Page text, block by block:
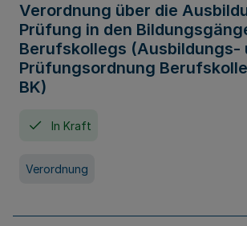
Verordnung über die
Prüfung in den
Berufskollegs (Ausbildungs-
Prüfungsordnung
BK)
In Kraft
Verordnung